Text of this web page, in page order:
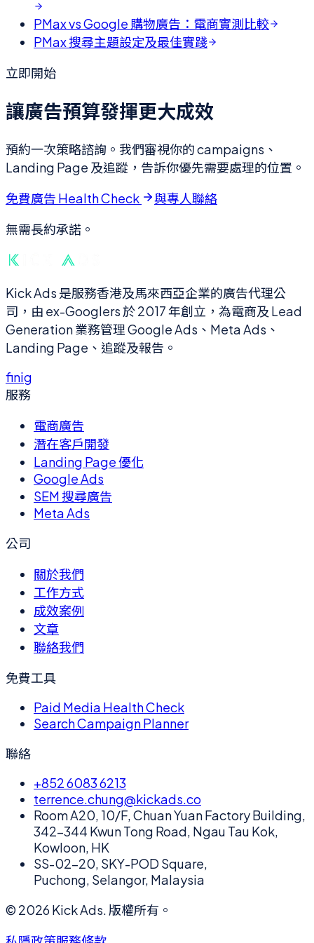
PMax vs Google 購物廣告：電商實測比較
PMax 搜尋主題設定及最佳實踐
立即開始
讓廣告預算發揮更大成效
預約一次策略諮詢。我們審視你的 campaigns、
Landing Page 及追蹤，告訴你優先需要處理的位置。
免費廣告 Health Check
與專人聯絡
無需長約承諾。
Kick Ads 是服務香港及馬來西亞企業的廣告代理公
司，由 ex-Googlers 於 2017 年創立，為電商及 Lead
Generation 業務管理 Google Ads、Meta Ads、
Landing Page、追蹤及報告。
finig
服務
電商廣告
潛在客戶開發
Landing Page 優化
Google Ads
SEM 搜尋廣告
Meta Ads
公司
關於我們
工作方式
成效案例
文章
聯絡我們
免費工具
Paid Media Health Check
Search Campaign Planner
聯絡
+852 6083 6213
terrence.chung@kickads.co
Room A20, 10/F, Chuan Yuan Factory Building,
342-344 Kwun Tong Road, Ngau Tau Kok,
Kowloon, HK
SS-02-20, SKY-POD Square,
Puchong, Selangor, Malaysia
© 2026 Kick Ads. 版權所有。